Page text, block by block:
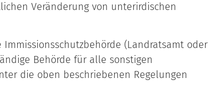
Veränderung von unterirdischen
(Landratsamt oder
Behörde für alle sonstigen
die oben beschriebenen Regelungen